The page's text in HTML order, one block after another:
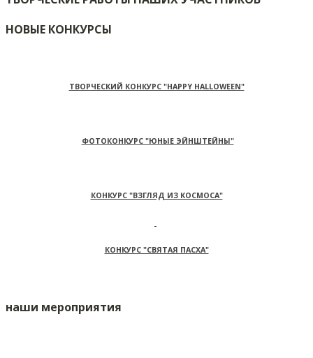
НОВЫЕ КОНКУРСЫ
ТВОРЧЕСКИЙ КОНКУРС "HAPPY HALLOWEEN"
ФОТОКОНКУРС "ЮНЫЕ ЭЙНШТЕЙНЫ"
КОНКУРС "ВЗГЛЯД ИЗ КОСМОСА"
КОНКУРС "СВЯТАЯ ПАСХА"
наши мероприятия